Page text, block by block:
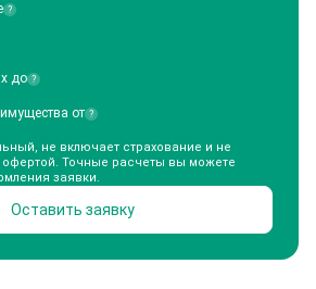
?
до ?
от ?
не включает страхование и не
офертой. Точные расчеты вы можете
заявки.
Оставить заявку